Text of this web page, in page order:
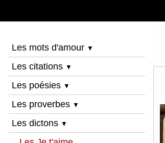
Les mots d'amour ▼
Les citations ▼
Les poésies ▼
Les proverbes ▼
Les dictons ▼